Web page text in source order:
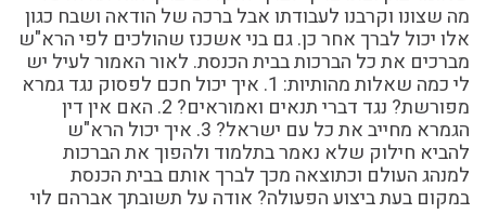
מה שצונו וקרבנו לעבודתו אבל ברכה של הודאה ושבח כגון
אלו יכול לברך אחר כן. גם בני אשכנז שהולכים לפי הרא"ש
מברכים את כל הברכות בבית הכנסת. לאור האמור לעיל יש
לי כמה שאלות מהותיות: 1. איך יכול חכם לפסוק נגד גמרא
מפורשת? נגד דברי תנאים ואמוראים? 2. האם אין דין
הגמרא מחייב את כל עם ישראל? 3. איך יכול הרא"ש
להביא חילוק שלא נאמר בתלמוד ולהפוך את הברכות
למנהג העולם וכתוצאה מכך לברך אותם בבית הכנסת
במקום בעת ביצוע הפעולה? אודה על תשובתך אברהם לוי